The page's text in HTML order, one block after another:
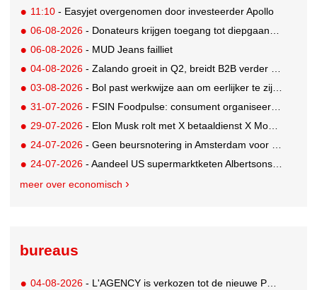
11:10 - Easyjet overgenomen door investeerder Apollo
06-08-2026 - Donateurs krijgen toegang tot diepgaandere informatie over goede doelen
06-08-2026 - MUD Jeans failliet
04-08-2026 - Zalando groeit in Q2, breidt B2B verder uit en innoveert met AI
03-08-2026 - Bol past werkwijze aan om eerlijker te zijn naar verkopers en consumenten
31-07-2026 - FSIN Foodpulse: consument organiseert eet- en koopgedrag bewuster
29-07-2026 - Elon Musk rolt met X betaaldienst X Money uit in VS: zorgen in Washington
24-07-2026 - Geen beursnotering in Amsterdam voor nieuw concern voedingsmerken Unilever
24-07-2026 - Aandeel US supermarktketen Albertsons daalt 21%. Volgt Ahold Delhaize?
meer over economisch
bureaus
04-08-2026 - L'AGENCY is verkozen tot de nieuwe PR-partner van KoRo